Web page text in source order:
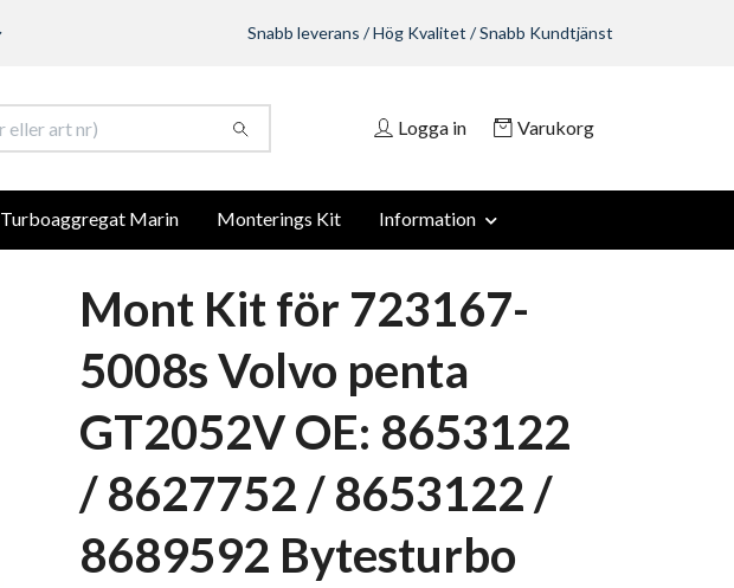
Snabb leverans / Hög Kvalitet / Snabb Kundtjänst
Logga in Varukorg
Turboaggregat Marin Monterings Kit Information
Mont Kit för 723167-
5008s Volvo penta
GT2052V OE: 8653122
/ 8627752 / 8653122 /
8689592 Bytesturbo